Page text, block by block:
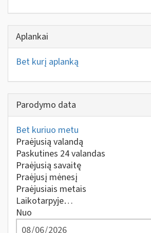
Aplankai
Bet kurį aplanką
Parodymo data
Bet kuriuo metu
Praėjusią valandą
Paskutines 24 valandas
Praėjusią savaitę
Praėjusį mėnesį
Praėjusiais metais
Laikotarpyje…
Nuo